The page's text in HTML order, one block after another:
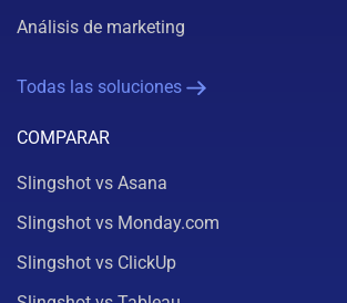
Análisis de marketing
Todas las soluciones
COMPARAR
Slingshot vs Asana
Slingshot vs Monday.com
Slingshot vs ClickUp